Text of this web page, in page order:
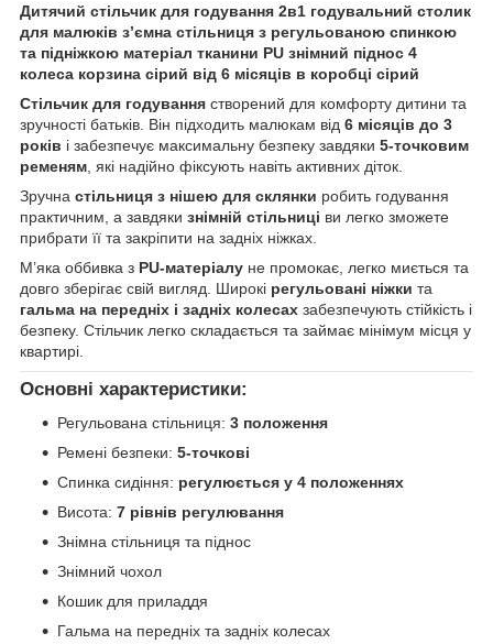
Дитячий стільчик для годування 2в1 годувальний столик
для малюків з’ємна стільниця з регульованою спинкою
та підніжкою матеріал тканини PU знімний піднос 4
колеса корзина сірий від 6 місяців в коробці сірий
Стільчик для годування створений для комфорту дитини та
зручності батьків. Він підходить малюкам від 6 місяців до 3
років і забезпечує максимальну безпеку завдяки 5-точковим
ременям, які надійно фіксують навіть активних діток.
Зручна стільниця з нішею для склянки робить годування
практичним, а завдяки знімній стільниці ви легко зможете
прибрати її та закріпити на задніх ніжках.
М’яка оббивка з PU-матеріалу не промокає, легко миється та
довго зберігає свій вигляд. Широкі регульовані ніжки та
гальма на передніх і задніх колесах забезпечують стійкість і
безпеку. Стільчик легко складається та займає мінімум місця у
квартирі.
Основні характеристики:
Регульована стільниця: 3 положення
Ремені безпеки: 5-точкові
Спинка сидіння: регулюється у 4 положеннях
Висота: 7 рівнів регулювання
Знімна стільниця та піднос
Знімний чохол
Кошик для приладдя
Гальма на передніх та задніх колесах